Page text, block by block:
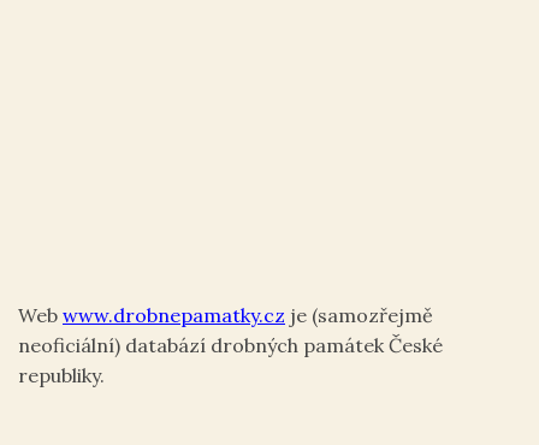
Web www.drobnepamatky.cz je (samozřejmě
neoficiální) databází drobných památek České
republiky.